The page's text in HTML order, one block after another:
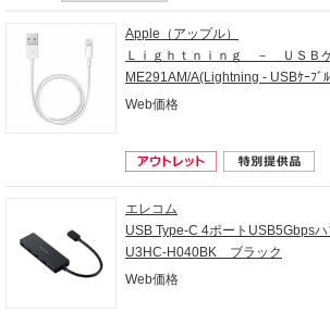
Apple（アップル）
Ｌｉｇｈｔｎｉｎｇ － ＵＳＢケ
ME291AM/A(Lightning - USBｹｰﾌ
Web価格
エレコム
USB Type-C 4ポートUSB5Gbps
U3HC-H040BK ブラック
Web価格